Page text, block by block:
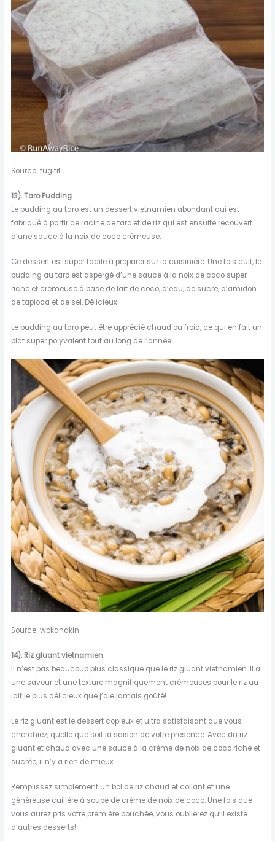
Source: fugitif
13). Taro Pudding
Le pudding au taro est un dessert vietnamien abondant qui est
fabriqué à partir de racine de taro et de riz qui est ensuite recouvert
d’une sauce à la noix de coco crémeuse.
Ce dessert est super facile à préparer sur la cuisinière. Une fois cuit, le
pudding au taro est aspergé d’une sauce à la noix de coco super
riche et crémeuse à base de lait de coco, d’eau, de sucre, d’amidon
de tapioca et de sel. Délicieux!
Le pudding au taro peut être apprécié chaud ou froid, ce qui en fait un
plat super polyvalent tout au long de l’année!
Source: wokandkin
14). Riz gluant vietnamien
Il n’est pas beaucoup plus classique que le riz gluant vietnamien. Il a
une saveur et une texture magnifiquement crémeuses pour le riz au
lait le plus délicieux que j’aie jamais goûté!
Le riz gluant est le dessert copieux et ultra satisfaisant que vous
cherchiez, quelle que soit la saison de votre présence. Avec du riz
gluant et chaud avec une sauce à la crème de noix de coco riche et
sucrée, il n’y a rien de mieux.
Remplissez simplement un bol de riz chaud et collant et une
généreuse cuillère à soupe de crème de noix de coco. Une fois que
vous aurez pris votre première bouchée, vous oublierez qu’il existe
d’autres desserts!